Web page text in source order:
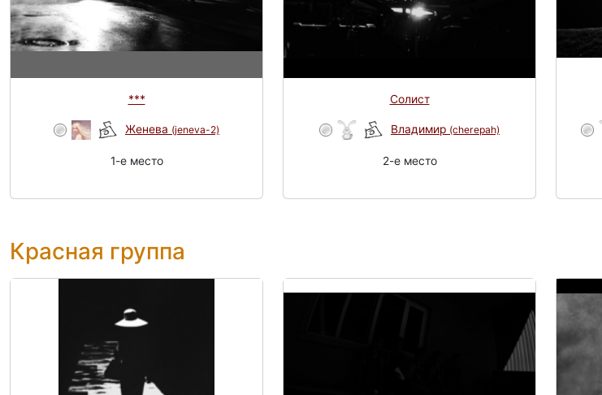
***
Женева (jeneva-2)
1-e место
Солист
Владимир (cherepah)
2-e место
Красная группа